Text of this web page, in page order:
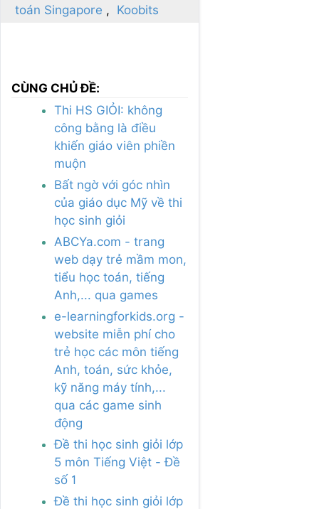
toán Singapore
Koobits
CÙNG CHỦ ĐỀ:
Thi HS GIỎI: không
công bằng là điều
khiến giáo viên phiền
muộn
Bất ngờ với góc nhìn
của giáo dục Mỹ về thi
học sinh giỏi
ABCYa.com - trang
web dạy trẻ mầm mon,
tiểu học toán, tiếng
Anh,... qua games
e-learningforkids.org -
website miễn phí cho
trẻ học các môn tiếng
Anh, toán, sức khỏe,
kỹ năng máy tính,...
qua các game sinh
động
Đề thi học sinh giỏi lớp
5 môn Tiếng Việt - Đề
số 1
Đề thi học sinh giỏi lớp